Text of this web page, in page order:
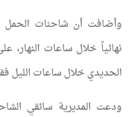
وأضافت أن شاحنات الحمل
نهائياً خلال ساعات النهار،
الحديدي خلال ساعات الليل
ودعت المديرية سائقي